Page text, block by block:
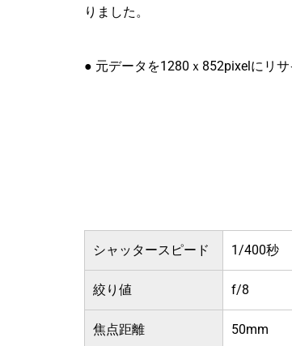
りました。
● 元データを1280ｘ852pixelにリサ
シャッタースピード 1/400秒
絞り値 f/8
焦点距離 50mm